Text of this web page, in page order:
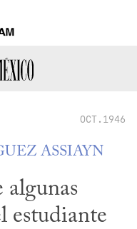
OCT.1946
ASSIAYN
algunas
estudiante